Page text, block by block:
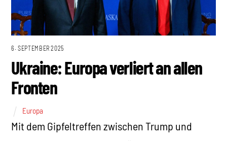
6. SEPTEMBER 2025
Ukraine: Europa verliert an allen
Fronten
Europa
Mit dem Gipfeltreffen zwischen Trump und